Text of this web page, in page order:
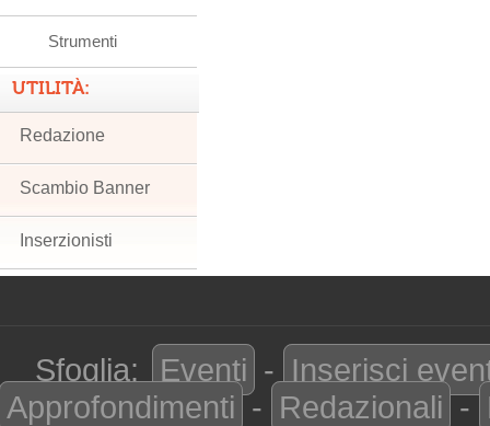
Strumenti
UTILITÀ:
Redazione
Scambio Banner
Inserzionisti
Sfoglia: Eventi - Inserisci
Approfondimenti - Redazionali -